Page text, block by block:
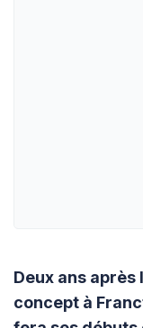
Deux ans
concept à